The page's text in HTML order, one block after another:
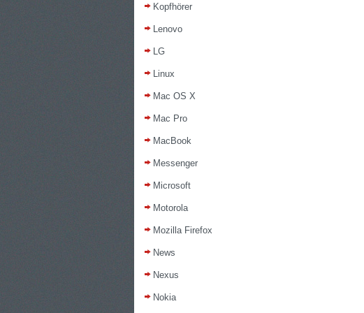
Kopfhörer
Lenovo
LG
Linux
Mac OS X
Mac Pro
MacBook
Messenger
Microsoft
Motorola
Mozilla Firefox
News
Nexus
Nokia